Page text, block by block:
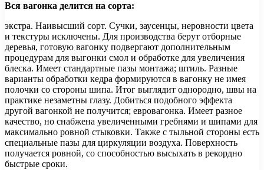
Вся вагонка делится на сорта:
экстра. Наивысший сорт. Сучки, заусенцы, неровности цвета
и текстуры исключены. Для производства берут отборные
деревья, готовую вагонку подвергают дополнительным
процедурам для выгонки смол и обработке для увеличения
блеска. Имеет стандартные пазы монтажа; штиль. Разные
варианты обработки кедра формируются в вагонку не имея
полочки со стороны шипа. Итог выглядит однородно, швы на
практике незаметны глазу. Добиться подобного эффекта
другой вагонкой не получится; евровагонка. Имеет разное
качество, но снабжена увеличенными гребнями и шипами для
максимально ровной стыковки. Также с тыльной стороны есть
специальные пазы для циркуляции воздуха. Поверхность
получается ровной, со способностью высыхать в рекордно
быстрые сроки.